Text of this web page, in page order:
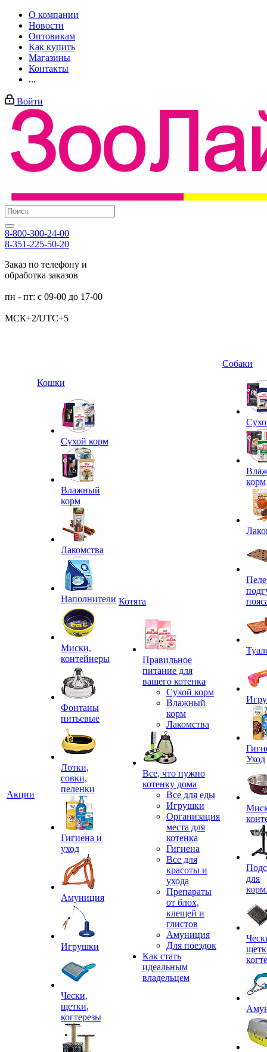
О компании
Новости
Оптовикам
Как купить
Магазины
Контакты
...
Войти
8-800-300-24-00
8-351-225-50-20
Заказ по телефону и
обработка заказов
пн - пт: с 09-00 до 17-00
МСК+2/UTC+5
Акции
Кошки
Сухой корм
Влажный
корм
Лакомства
Наполнители
Миски,
контейнеры
Фонтаны
питьевые
Лотки,
совки,
пеленки
Гигиена и
уход
Амуниция
Игрушки
Чески,
щетки,
когтерезы
Котята
Правильное
питание для
вашего котенка
Сухой корм
Влажный
корм
Лакомства
Все, что нужно
котенку дома
Все для еды
Игрушки
Организация
места для
котенка
Гигиена
Все для
красоты и
ухода
Препараты
от блох,
клещей и
глистов
Амуниция
Для поездок
Как стать
идеальным
владельцем
Собаки
корм
Уход
для